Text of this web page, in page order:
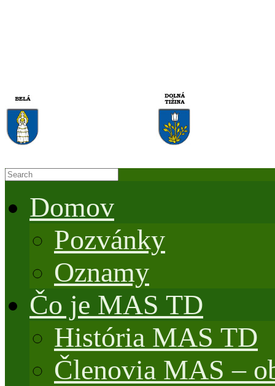
Domov
Pozvánky
Oznamy
Čo je MAS TD
História MAS TD
Členovia MAS –